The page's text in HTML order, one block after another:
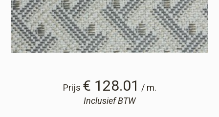
Prijs € 128.01 / m.
Inclusief BTW
Winkelwagen
Winkelwagen
Staalaanvraag